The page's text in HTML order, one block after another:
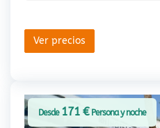
Ver precios
Desde 171 €Persona y noche